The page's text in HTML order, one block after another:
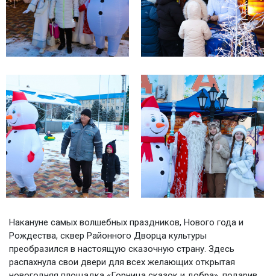
Накануне самых волшебных праздников, Нового года и
Рождества, сквер Районного Дворца культуры
преобразился в настоящую сказочную страну. Здесь
распахнула свои двери для всех желающих открытая